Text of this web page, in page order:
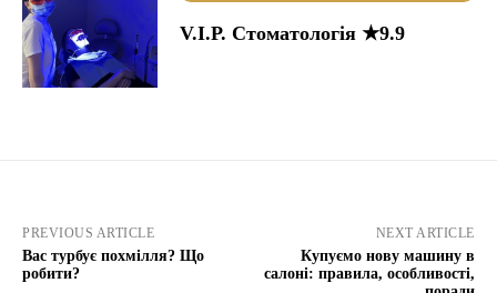
V.I.P. Стоматологія ★9.9
PREVIOUS ARTICLE
Вас турбує похмілля? Що
робити?
NEXT ARTICLE
Купуємо нову машину в
салоні: правила, особливості,